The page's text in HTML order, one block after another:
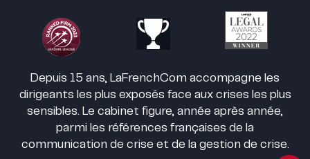
Depuis 15 ans, LaFrenchCom accompagne les
dirigeants les plus exposés face aux crises les plus
sensibles. Le cabinet figure, année après année,
parmi les références françaises de la
communication de crise et de la gestion de crise.